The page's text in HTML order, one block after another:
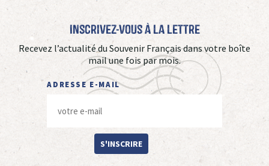
Inscrivez-vous à La Lettre
Recevez l’actualité du Souvenir Français dans votre boîte
mail une fois par mois.
ADRESSE E-MAIL
S'INSCRIRE